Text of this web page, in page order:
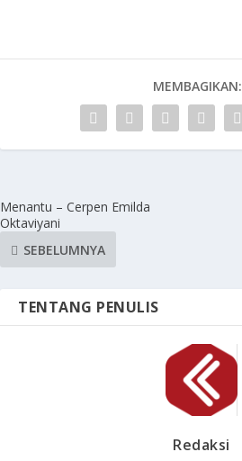
MEMBAGIKAN:
Menantu – Cerpen Emilda
Oktaviyani
SEBELUMNYA
TENTANG PENULIS
Redaksi